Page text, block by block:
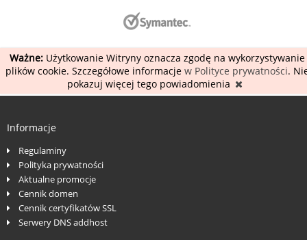
Ważne:Użytkowanie Witryny oznacza zgodę na wykorzystywanie
plików cookie. Szczegółowe informacje w Polityce prywatności.
pokazuj więcej tego powiadomienia
Informacje
Regulaminy
Polityka prywatności
Aktualne promocje
Cennik domen
Cennik certyfikatów SSL
Serwery DNS addhost